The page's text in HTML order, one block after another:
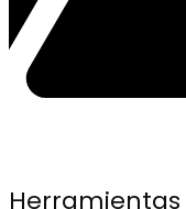
Herramientas